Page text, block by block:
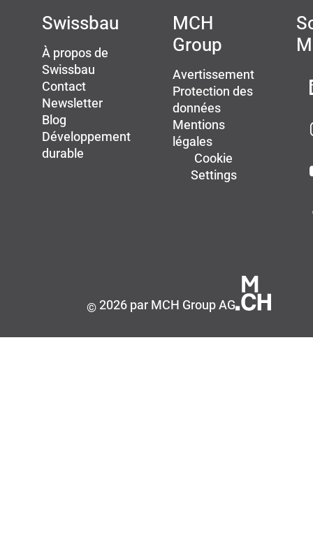
Swissbau
À propos de
Swissbau
Contact
Newsletter
Blog
Développement
durable
MCH
Group
Avertissement
Protection des
données
Mentions
légales
Cookie
Settings
©2026 par MCH Group AG